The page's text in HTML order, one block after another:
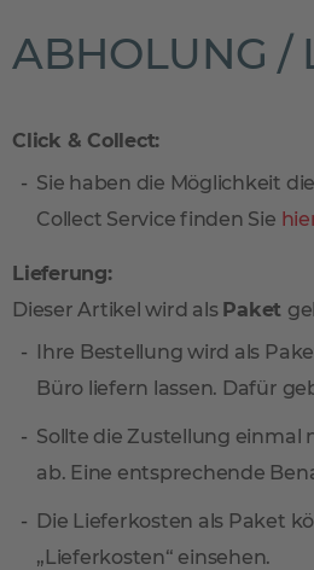
ABHOLUNG /
Click & Collect:
Sie haben die Möglichkeit
Collect Service finden Sie
Lieferung:
Dieser Artikel wird als Paket
Ihre Bestellung wird als
Büro liefern lassen. Dafür
Sollte die Zustellung
ab. Eine entsprechende
Die Lieferkosten als Paket
„Lieferkosten“ einsehen.